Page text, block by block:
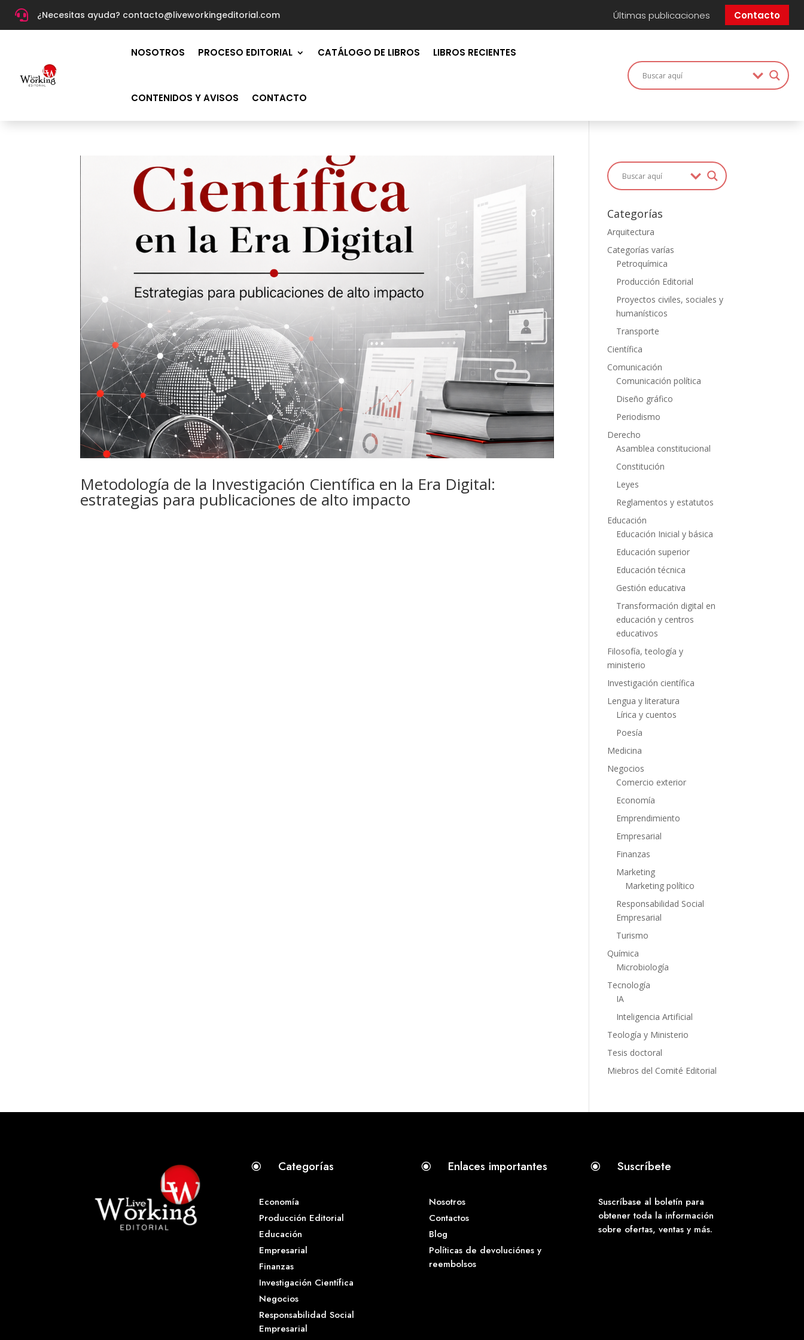
 ¿Necesitas ayuda? contacto@liveworkingeditorial.com Últimas publicaciones Contacto
NOSOTROS PROCESO EDITORIAL CATÁLOGO DE LIBROS LIBROS RECIENTES
CONTENIDOS Y AVISOS CONTACTO
Metodología de la Investigación Científica en la Era Digital:
estrategias para publicaciones de alto impacto
Categorías
Arquitectura
Categorías varías
Petroquímica
Producción Editorial
Proyectos civiles, sociales y
humanísticos
Transporte
Científica
Comunicación
Comunicación política
Diseño gráfico
Periodismo
Derecho
Asamblea constitucional
Constitución
Leyes
Reglamentos y estatutos
Educación
Educación Inicial y básica
Educación superior
Educación técnica
Gestión educativa
Transformación digital en
educación y centros
educativos
Filosofía, teología y
ministerio
Investigación científica
Lengua y literatura
Lírica y cuentos
Poesía
Medicina
Negocios
Comercio exterior
Economía
Emprendimiento
Empresarial
Finanzas
Marketing
Marketing político
Responsabilidad Social
Empresarial
Turismo
Química
Microbiología
Tecnología
IA
Inteligencia Artificial
Teología y Ministerio
Tesis doctoral
Miebros del Comité Editorial
\ Categorías
Economía
Producción Editorial
Educación
Empresarial
Finanzas
Investigación Científica
Negocios
Responsabilidad Social
Empresarial
\ Enlaces importantes
Nosotros
Contactos
Blog
Políticas de devoluciónes y
reembolsos
\ Suscríbete
Suscríbase al boletín para
obtener toda la información
sobre ofertas, ventas y más.